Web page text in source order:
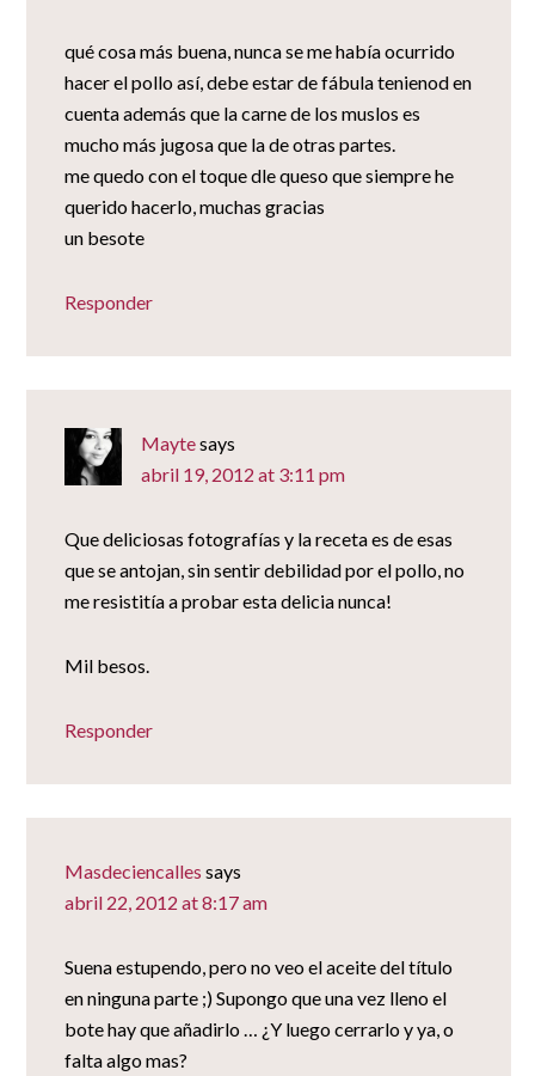
qué cosa más buena, nunca se me había ocurrido
hacer el pollo así, debe estar de fábula tenienod en
cuenta además que la carne de los muslos es
mucho más jugosa que la de otras partes.
me quedo con el toque dle queso que siempre he
querido hacerlo, muchas gracias
un besote
Responder
Maytesays
abril 19, 2012 at 3:11 pm
Que deliciosas fotografías y la receta es de esas
que se antojan, sin sentir debilidad por el pollo, no
me resistitía a probar esta delicia nunca!
Mil besos.
Responder
Masdeciencalles says
abril 22, 2012 at 8:17 am
Suena estupendo, pero no veo el aceite del título
en ninguna parte ;) Supongo que una vez lleno el
bote hay que añadirlo … ¿Y luego cerrarlo y ya, o
falta algo mas?